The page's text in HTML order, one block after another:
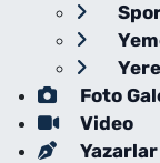
Foto
Video
Yazarlar